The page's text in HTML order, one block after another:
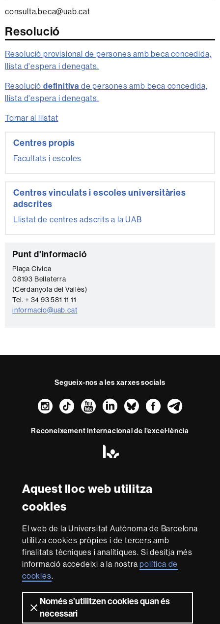
Aquest lloc web utilitza
cookies
El web de la Universitat Autònoma de Barcelona
utilitza cookies pròpies i de tercers amb
finalitats tècniques i analítiques. Si desitja més
informació accedeixi a la nostrapolítica de
cookies.
Només s’utilitzen cookies quan és
necessari
consulta.beca@uab.cat
Resolució
Resolució provisional de persones amb beca concedida,
llista d'espera i denegats.
Resolució definitiva de persones amb beca concedida,
llista d'espera i denegats.
Tornar al llistat
Informació
complementària
Centres propis
Facultats i escoles
Centres vinculats i escoles universitàries
adscrites
Llistat de centres adscrits a la UAB
C
o
n
t
a
e
Punt d'informació
Plaça Cívica
08193 Bellaterra
(Cerdanyola del Vallès)
Tel. + 34 93 581 11 11
informacio@uab.cat
Segueix-nos a les xarxes socials
Instagram
TikTokYouTube
LinkedIn
Bluesky
Reconeixement internacional de l'excel·lència
-
Euraxess
Amb el finançament de
Sobre
aquest
web
Avís legal Protecció de dades Sobre el
web
Mapa del web UAB
Som una universitat capdavantera que imparteix una
docència de qualitat i excel·lència, diversificada,
multidisciplinària i flexible, ajustada a les necessitats de
la societat i adaptada als nous models de l'Europa del